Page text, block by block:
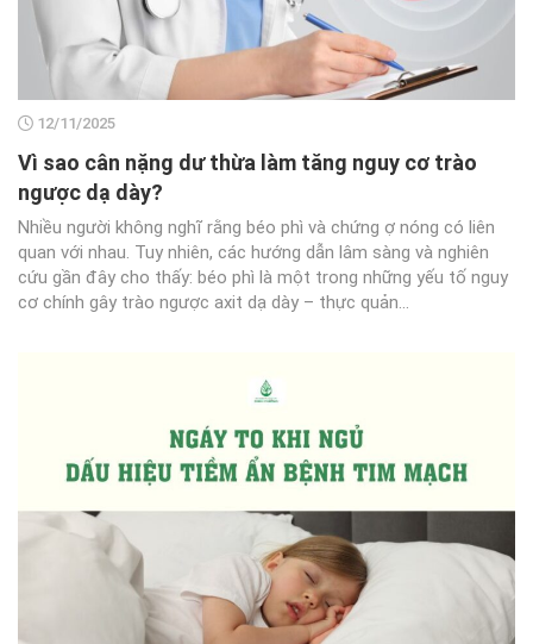
12/11/2025
Vì sao cân nặng dư thừa làm tăng nguy cơ trào
ngược dạ dày?
Nhiều người không nghĩ rằng béo phì và chứng ợ nóng có liên
quan với nhau. Tuy nhiên, các hướng dẫn lâm sàng và nghiên
cứu gần đây cho thấy: béo phì là một trong những yếu tố nguy
cơ chính gây trào ngược axit dạ dày – thực quản...